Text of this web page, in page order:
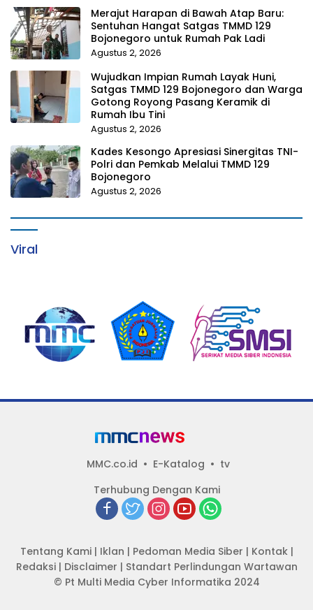
Merajut Harapan di Bawah Atap Baru:
Sentuhan Hangat Satgas TMMD 129
Bojonegoro untuk Rumah Pak Ladi
Agustus 2, 2026
Wujudkan Impian Rumah Layak Huni,
Satgas TMMD 129 Bojonegoro dan Warga
Gotong Royong Pasang Keramik di
Rumah Ibu Tini
Agustus 2, 2026
Kades Kesongo Apresiasi Sinergitas TNI-
Polri dan Pemkab Melalui TMMD 129
Bojonegoro
Agustus 2, 2026
Viral
MMC.co.id E-Katalog
tv
Terhubung Dengan Kami
Tentang Kami| Iklan | Pedoman Media Siber | Kontak|
Redaksi| Disclaimer | Standart Perlindungan Wartawan
© Pt Multi Media Cyber Informatika 2024